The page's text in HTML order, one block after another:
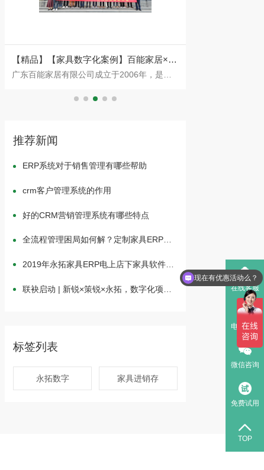
【家具数字化案例】铭晋家具携手永拓
ERP升级美式家具企业数字化之路
东莞铭晋家具有限公司，前身为1999年成立
铭晋家具，坐落于东莞市温塘片区。二十余年
推荐新闻
ERP系统对于销售管理有哪些帮助
crm客户管理系统的作用
好的CRM营销管理系统有哪些特点
全流程管理困局如何解？定制家具ERP驱
2019年永拓家具ERP电上店下家具软件举
联袂启动 | 新锐×策锐×永拓，数字化项目
标签列表
永拓数字 家具进销存
在线客服
电话咨询
微信咨询
免费试用
TOP
现在有优惠活动么？